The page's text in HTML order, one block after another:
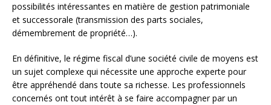
possibilités intéressantes en matière de gestion patrimoniale
et successorale (transmission des parts sociales,
démembrement de propriété…).
En définitive, le régime fiscal d’une société civile de moyens est
un sujet complexe qui nécessite une approche experte pour
être appréhendé dans toute sa richesse. Les professionnels
concernés ont tout intérêt à se faire accompagner par un